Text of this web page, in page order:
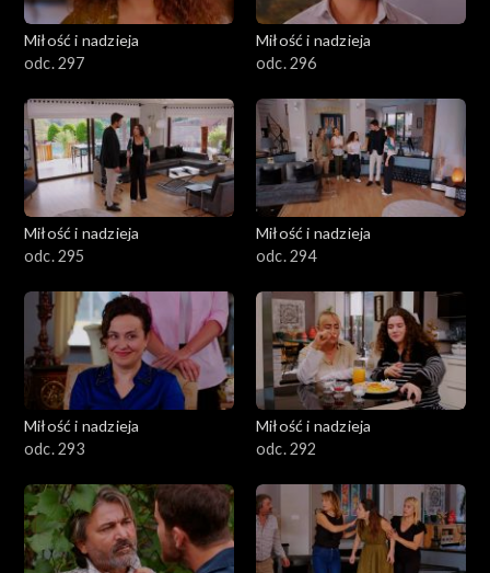
Miłość i nadzieja
odc. 297
Miłość i nadzieja
odc. 296
Miłość i nadzieja
odc. 295
Miłość i nadzieja
odc. 294
Miłość i nadzieja
odc. 293
Miłość i nadzieja
odc. 292